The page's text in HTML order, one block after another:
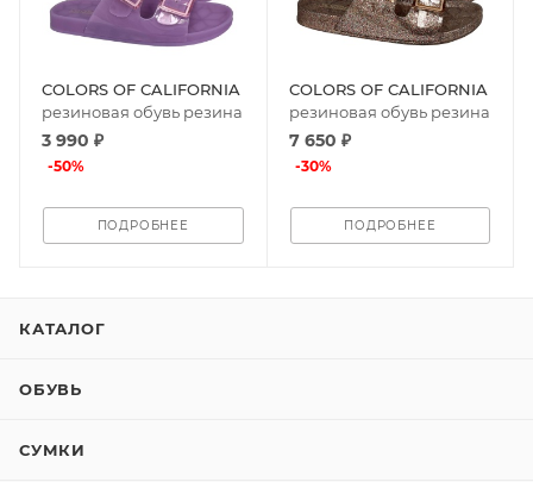
COLORS OF CALIFORNIA
резиновая обувь резина
3 990 ₽
-50%
ПОДРОБНЕЕ
COLORS OF CALIFORNIA
резиновая обувь резина
7 650 ₽
-30%
ПОДРОБНЕЕ
КАТАЛОГ
ОБУВЬ
СУМКИ